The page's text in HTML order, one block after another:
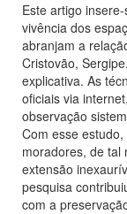
Este artigo
vivência dos
abranjam a
Cristovão,
explicativa. As
oficiais via
observação
Com esse
moradores, de tal
extensão
pesquisa
com a